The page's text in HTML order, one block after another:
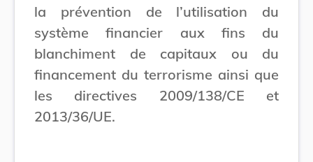
la prévention de l’utilisation du
système financier aux fins du
blanchiment de capitaux ou du
financement du terrorisme ainsi que
les directives 2009/138/CE et
2013/36/UE.